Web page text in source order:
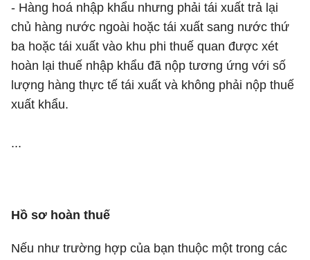
- Hàng hoá nhập khẩu nhưng phải tái xuất trả lại
chủ hàng nước ngoài hoặc tái xuất sang nước thứ
ba hoặc tái xuất vào khu phi thuế quan được xét
hoàn lại thuế nhập khẩu đã nộp tương ứng với số
lượng hàng thực tế tái xuất và không phải nộp thuế
xuất khẩu.
...
Hồ sơ hoàn thuế
Nếu như trường hợp của bạn thuộc một trong các